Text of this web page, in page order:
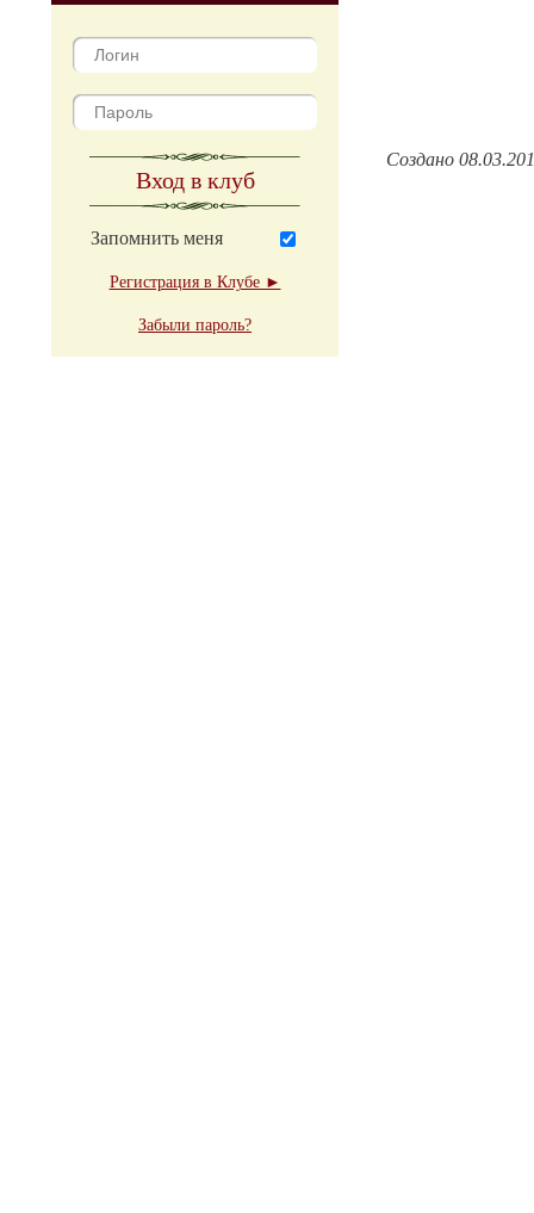
Вход в клуб
Запомнить меня
Регистрация в Клубе ►
Забыли пароль?
Создано